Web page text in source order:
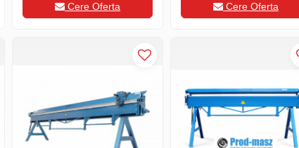
Cere Oferta Cere Oferta